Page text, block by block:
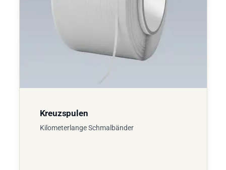
Kreuzspulen
Kilometerlange Schmalbänder